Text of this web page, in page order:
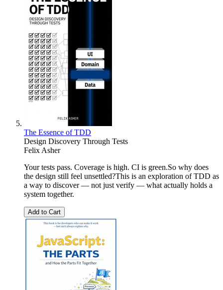
The Essence of TDD
Design Discovery Through Tests
Felix Asher
Your tests pass. Coverage is high. CI is green.So why does
the design still feel unsettled?This is an exploration of TDD as
a way to discover — not just verify — what actually holds a
system together.
Add to Cart